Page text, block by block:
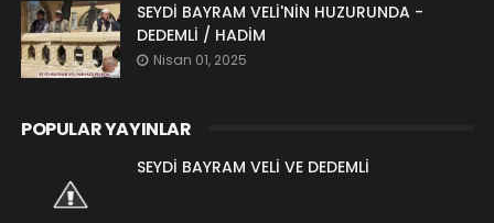
SEYDİ BAYRAM VELİ'NİN HUZURUNDA -
DEDEMLİ / HADİM
Nisan 01, 2025
POPULAR YAYINLAR
SEYDİ BAYRAM VELİ VE DEDEMLİ